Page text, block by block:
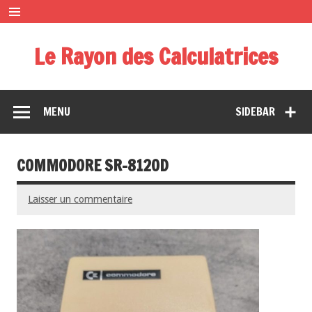
Le Rayon des Calculatrices
SIDEBAR
MENU
COMMODORE SR-8120D
Laisser un commentaire